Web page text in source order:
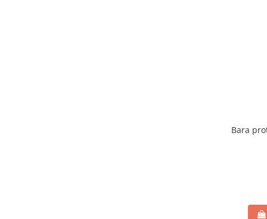
Bara